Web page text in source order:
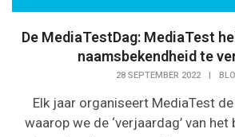
De MediaTestDag: MediaTest
naamsbekendheid te
28 SEPTEMBER 2022
Elk jaar organiseert MediaTest
waarop we de ‘verjaardag’ van